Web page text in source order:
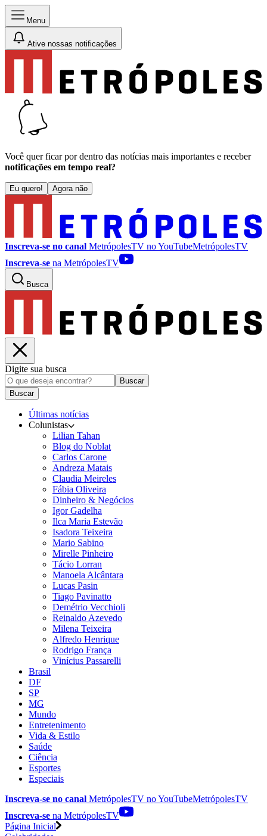
Menu
Ative nossas notificações
Você quer ficar por dentro das notícias mais importantes e receber
notificações em tempo real?
Eu quero! Agora não
Inscreva-se no canal MetrópolesTV noYouTubeMetrópolesTV
Inscreva-se na MetrópolesTV
Busca
Digite sua busca
Buscar
Buscar
Últimas notícias
Colunistas
Lilian Tahan
Blog do Noblat
Carlos Carone
Andreza Matais
Claudia Meireles
Fábia Oliveira
Dinheiro & Negócios
Igor Gadelha
Ilca Maria Estevão
Isadora Teixeira
Mario Sabino
Mirelle Pinheiro
Tácio Lorran
Manoela Alcântara
Lucas Pasin
Tiago Pavinatto
Demétrio Vecchioli
Reinaldo Azevedo
Milena Teixeira
Alfredo Henrique
Rodrigo França
Vinícius Passarelli
Brasil
DF
SP
MG
Mundo
Entretenimento
Vida & Estilo
Saúde
Ciência
Esportes
Especiais
Inscreva-se no canal MetrópolesTV noYouTubeMetrópolesTV
Inscreva-se na MetrópolesTV
Página Inicial